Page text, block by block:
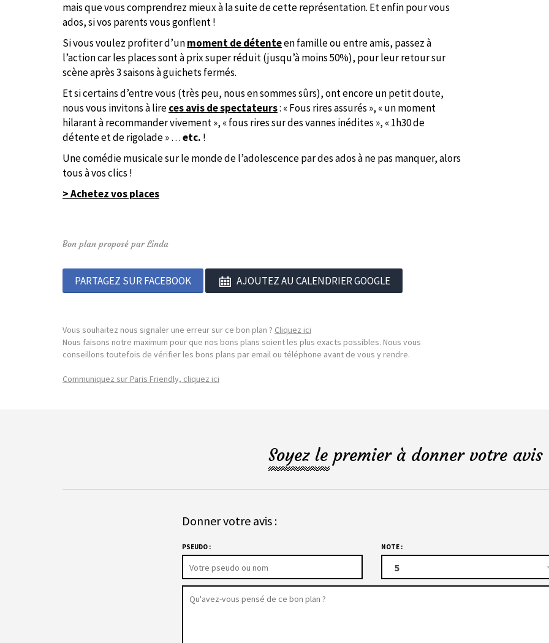
mais que vous comprendrez mieux à la suite de cette représentation. Et enfin pour vous
ados, si vos parents vous gonflent !
Si vous voulez profiter d’unmoment de détenteen famille ou entre amis, passez à
l’action car les places sont à prix super réduit (jusqu’à moins 50%), pour leur retour sur
scène après 3 saisons à guichets fermés.
Et si certains d’entre vous (très peu, nous en sommes sûrs), ont encore un petit doute,
nous vous invitons à lireces avis de spectateurs: « Fous rires assurés », « un moment
hilarant à recommander vivement », « fous rires sur des vannes inédites », « 1h30 de
détente et de rigolade » …etc. !
Une comédie musicale sur le monde de l’adolescence par des ados à ne pas manquer, alors
tous à vos clics !
> Achetez vos places
Bon plan proposé par Linda
PARTAGEZ SUR FACEBOOK AJOUTEZ AU CALENDRIER GOOGLE
Vous souhaitez nous signaler une erreur sur ce bon plan ? Cliquez ici
Nous faisons notre maximum pour que nos bons plans soient les plus exacts possibles. Nous vous
conseillons toutefois de vérifier les bons plans par email ou téléphone avant de vous y rendre.
Communiquez sur Paris Friendly, cliquez ici
Soyez le premier à donner votre
Donner votre avis :
PSEUDO : NOTE :
5